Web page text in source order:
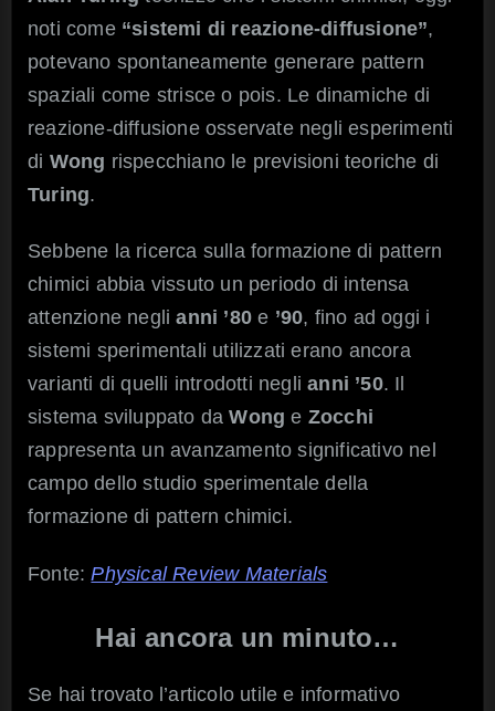
noti come “sistemi di reazione-diffusione”,
potevano spontaneamente generare pattern
spaziali come strisce o pois. Le dinamiche di
reazione-diffusione osservate negli esperimenti
di Wong rispecchiano le previsioni teoriche di
Turing.
Sebbene la ricerca sulla formazione di pattern
chimici abbia vissuto un periodo di intensa
attenzione negli anni ’80 e ’90, fino ad oggi i
sistemi sperimentali utilizzati erano ancora
varianti di quelli introdotti neglianni ’50. Il
sistema sviluppato daWong e Zocchi
rappresenta un avanzamento significativo nel
campo dello studio sperimentale della
formazione di pattern chimici.
Fonte:Physical Review Materials
Hai ancora un minuto…
Se hai trovato l’articolo utile e informativo